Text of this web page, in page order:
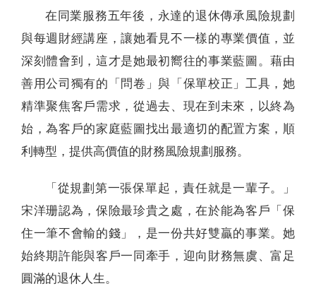
在同業服務五年後，永達的退休傳承風險規劃
與每週財經講座，讓她看見不一樣的專業價值，並
深刻體會到，這才是她最初嚮往的事業藍圖。藉由
善用公司獨有的「問卷」與「保單校正」工具，她
精準聚焦客戶需求，從過去、現在到未來，以終為
始，為客戶的家庭藍圖找出最適切的配置方案，順
利轉型，提供高價值的財務風險規劃服務。
「從規劃第一張保單起，責任就是一輩子。」
宋洋珊認為，保險最珍貴之處，在於能為客戶「保
住一筆不會輸的錢」，是一份共好雙贏的事業。她
始終期許能與客戶一同牽手，迎向財務無虞、富足
圓滿的退休人生。